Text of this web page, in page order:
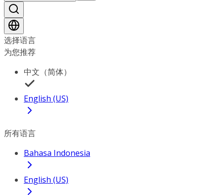
选择语言
为您推荐
中文（简体）
English (US)
所有语言
Bahasa Indonesia
English (US)